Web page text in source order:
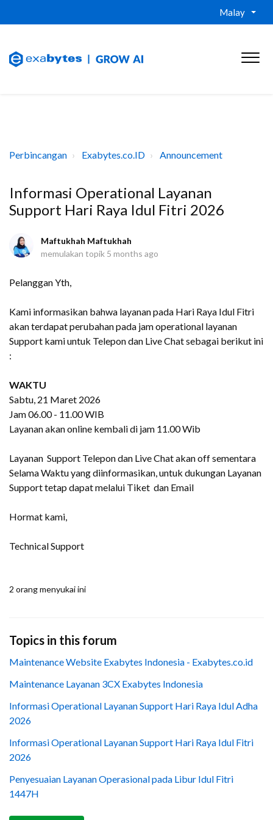
Malay
Perbincangan Exabytes.co.ID Announcement
Informasi Operational Layanan
Support Hari Raya Idul Fitri 2026
Maftukhah Maftukhah
memulakan topik 5 months ago
Pelanggan Yth,
Kami informasikan bahwa layanan pada Hari Raya Idul Fitri
akan terdapat perubahan pada jam operational layanan
Support kami untuk Telepon dan Live Chat sebagai berikut ini
:
WAKTU
Sabtu, 21 Maret 2026
Jam 06.00 - 11.00 WIB
Layanan akan online kembali di jam 11.00 Wib
Layanan Support Telepon dan Live Chat akan off sementara
Selama Waktu yang diinformasikan, untuk dukungan Layanan
Support tetap dapat melalui Tiket dan Email
Hormat kami,
Technical Support
2 orang menyukai ini
Topics in this forum
Maintenance Website Exabytes Indonesia - Exabytes.co.id
Maintenance Layanan 3CX Exabytes Indonesia
Informasi Operational Layanan Support Hari Raya Idul Adha
2026
Informasi Operational Layanan Support Hari Raya Idul Fitri
2026
Penyesuaian Layanan Operasional pada Libur Idul Fitri
1447H